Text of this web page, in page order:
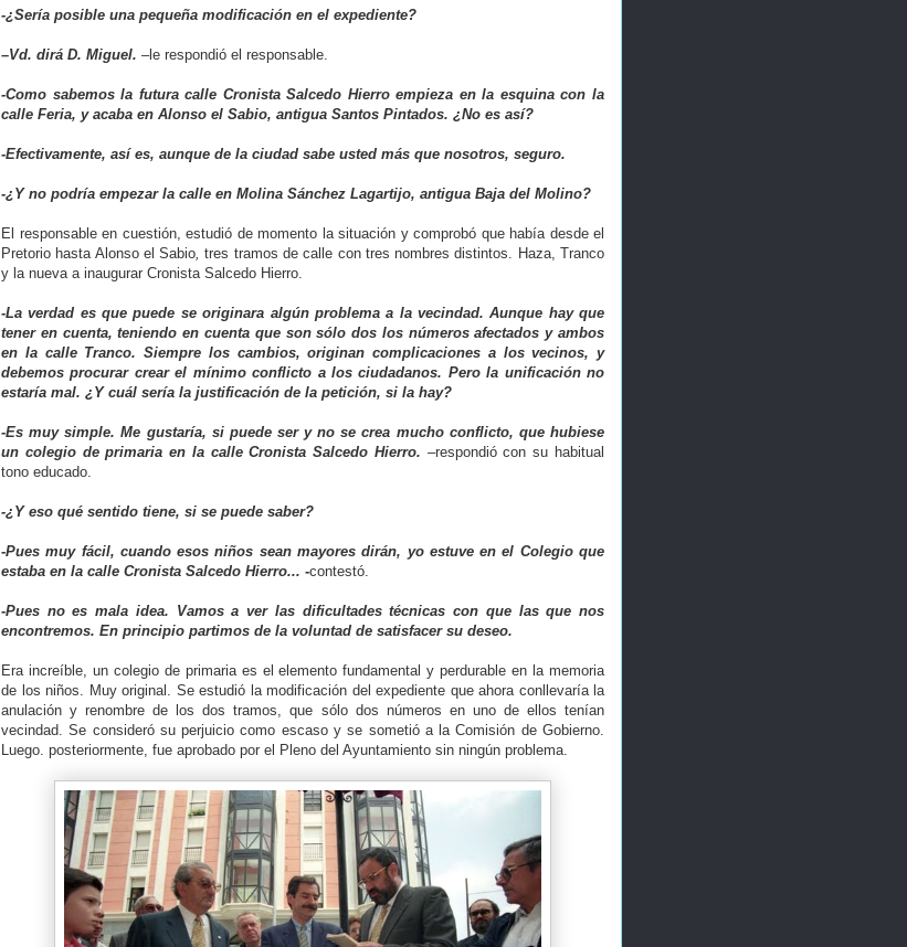
-¿Sería posible una pequeña modificación en el expediente?
–Vd. dirá D. Miguel. –le respondió el responsable.
-Como sabemos la futura calle Cronista Salcedo Hierro empieza en la esquina con la
calle Feria, y acaba en Alonso el Sabio, antigua Santos Pintados. ¿No es así?
-Efectivamente, así es, aunque de la ciudad sabe usted más que nosotros, seguro.
-¿Y no podría empezar la calle en Molina Sánchez Lagartijo, antigua Baja del Molino?
El responsable en cuestión, estudió de momento la situación y comprobó que había desde el
Pretorio hasta Alonso el Sabio tres tramos de calle con tres nombres distintos. Haza, Tranco
y la nueva a inaugurar Cronista Salcedo Hierro.
-La verdad es que puede se originara algún problema a la vecindad. Aunque hay que
tener en cuenta, teniendo en cuenta que son sólo dos los números afectados y ambos
en la calle Tranco. Siempre los cambios, originan complicaciones a los vecinos, y
debemos procurar crear el mínimo conflicto a los ciudadanos. Pero la unificación no
estaría mal. ¿Y cuál sería la justificación de la petición, si la hay?
-Es muy simple. Me gustaría, si puede ser y no se crea mucho conflicto, que hubiese
un colegio de primaria en la calle Cronista Salcedo Hierro. –respondió con su habitual
tono educado.
-¿Y eso qué sentido tiene, si se puede saber?
-Pues muy fácil, cuando esos niños sean mayores dirán, yo estuve en el Colegio que
estaba en la calle Cronista Salcedo Hierro... -contestó.
-Pues no es mala idea. Vamos a ver las dificultades técnicas con que las que nos
encontremos. En principio partimos de la voluntad de satisfacer su deseo.
Era increíble, un colegio de primaria es el elemento fundamental y perdurable en la memoria
de los niños. Muy original. Se estudió la modificación del expediente que ahora conllevaría la
anulación y renombre de los dos tramos, que sólo dos números en uno de ellos tenían
vecindad. Se consideró su perjuicio como escaso y se sometió a la Comisión de Gobierno.
Luego. posteriormente, fue aprobado por el Pleno del Ayuntamiento sin ningún problema.